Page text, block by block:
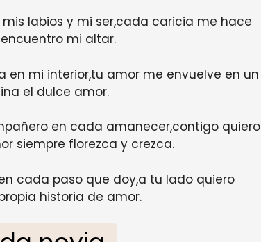
labios y mi ser,cada caricia me hace
mi altar.
en mi interior,tu amor me envuelve en un
el dulce amor.
en cada amanecer,contigo quiero
siempre florezca y crezca.
cada paso que doy,a tu lado quiero
historia de amor.